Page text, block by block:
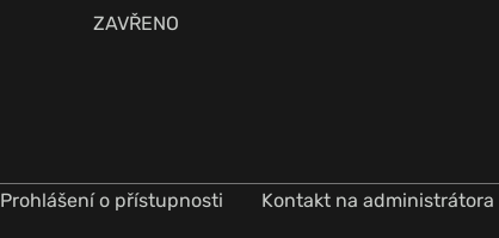
ZAVŘENO
Prohlášení o přístupnosti Kontakt na administrátora